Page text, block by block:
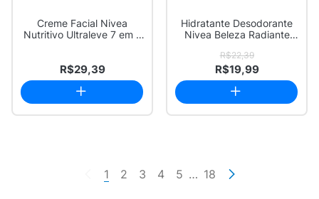
Creme Facial Nivea
Nutritivo Ultraleve 7 em 1
R$29,39
Hidratante Desodorante
Nivea Beleza Radiante
R$22,39
R$19,99
1 2 3 4 5 … 18